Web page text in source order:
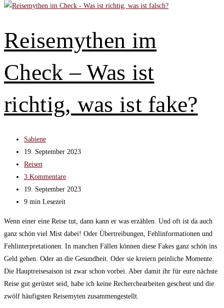
Reisemythen im
Check – Was ist
richtig, was ist fake?
Beitrags-
Autor:
Sabiene
Beitrag
veröffentlicht:
19. September 2023
Beitrags-
Kategorie:
Reisen
Beitrags-
Kommentare:
3 Kommentare
Beitrag
zuletzt
19. September 2023
Lesedauer:
9 min Lesezeit
Wenn einer eine Reise tut, dann kann er was erzählen. Und oft ist da auch
ganz schön viel Mist dabei! Oder Übertreibungen, Fehlinformationen und
Fehlinterpretationen. In manchen Fällen können diese Fakes ganz schön ins
Geld gehen. Oder an die Gesundheit. Oder sie kreiern peinliche Momente.
Die Hauptreisesaison ist zwar schon vorbei. Aber damit ihr für eure nächste
Reise gut gerüstet seid, habe ich keine Recherchearbeiten gescheut und die
zwölf häufigsten Reisemyten zusammengestellt.